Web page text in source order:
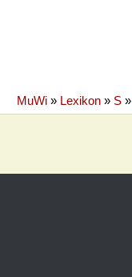
MuWi» Lexikon» S»